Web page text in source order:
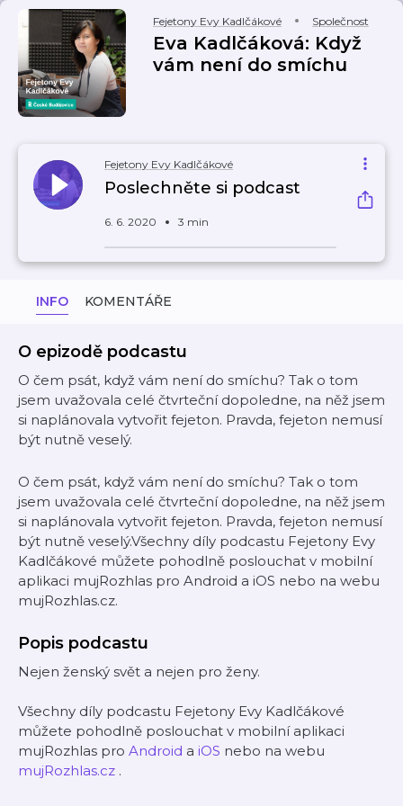
Fejetony Evy Kadlčákové Společnost
Eva Kadlčáková: Když
vám není do smíchu
Fejetony Evy Kadlčákové
Poslechněte si podcast
6. 6. 2020 3 min
INFO KOMENTÁŘE
O epizodě podcastu
O čem psát, když vám není do smíchu? Tak o tom
jsem uvažovala celé čtvrteční dopoledne, na něž jsem
si naplánovala vytvořit fejeton. Pravda, fejeton nemusí
být nutně veselý.
O čem psát, když vám není do smíchu? Tak o tom
jsem uvažovala celé čtvrteční dopoledne, na něž jsem
si naplánovala vytvořit fejeton. Pravda, fejeton nemusí
být nutně veselý.Všechny díly podcastu Fejetony Evy
Kadlčákové můžete pohodlně poslouchat v mobilní
aplikaci mujRozhlas pro Android a iOS nebo na webu
mujRozhlas.cz.
Popis podcastu
Nejen ženský svět a nejen pro ženy.
Všechny díly podcastu Fejetony Evy Kadlčákové
můžete pohodlně poslouchat v mobilní aplikaci
mujRozhlas pro Android a iOS nebo na webu
mujRozhlas.cz .